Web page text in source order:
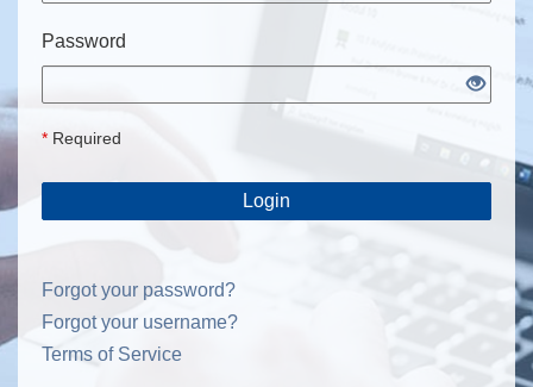
Password
* Required
Login
Forgot your password?
Forgot your username?
Terms of Service